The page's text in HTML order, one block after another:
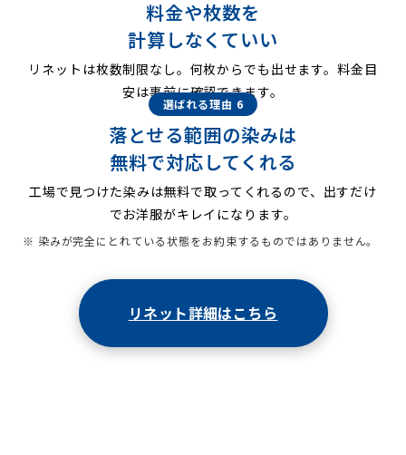
料金や枚数を
計算しなくていい
リネットは枚数制限なし。何枚からでも出せます。料金目
安は事前に確認できます。
選ばれる理由 6
落とせる範囲の染みは
無料で対応してくれる
工場で見つけた染みは無料で取ってくれるので、出すだけ
でお洋服がキレイになります。
※ 染みが完全にとれている状態をお約束するものではありません。
リネット詳細はこちら